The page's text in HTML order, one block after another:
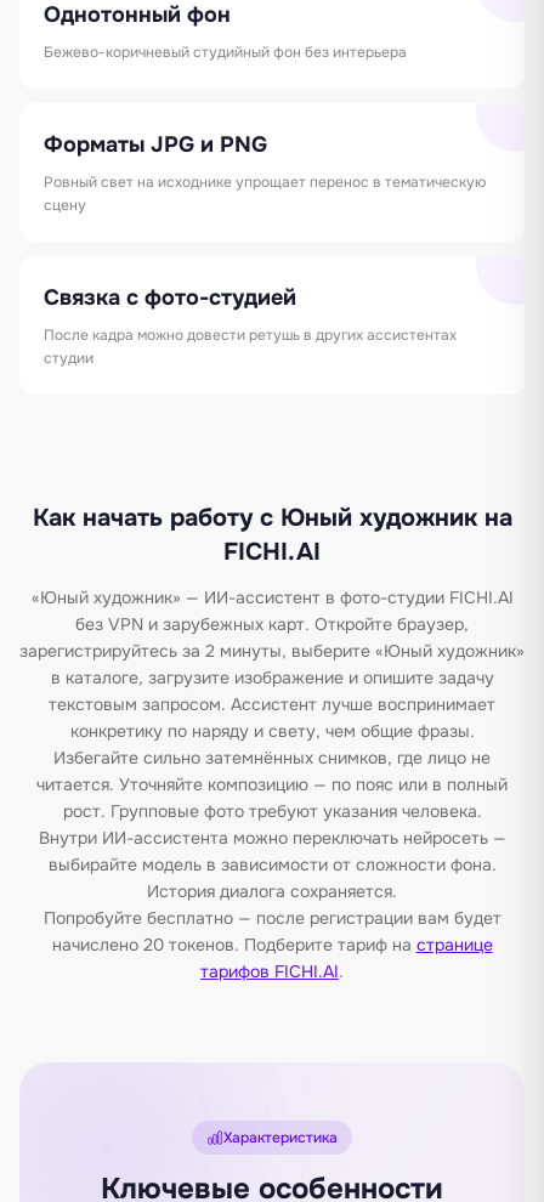
Однотонный фон
Бежево-коричневый студийный фон без интерьера
Форматы JPG и PNG
Ровный свет на исходнике упрощает перенос в тематическую
сцену
Связка с фото-студией
После кадра можно довести ретушь в других ассистентах
студии
Как начать работу с Юный художник на
FICHI.AI
«Юный художник» — ИИ-ассистент в фото-студии FICHI.AI
без VPN и зарубежных карт. Откройте браузер,
зарегистрируйтесь за 2 минуты, выберите «Юный художник»
в каталоге, загрузите изображение и опишите задачу
текстовым запросом. Ассистент лучше воспринимает
конкретику по наряду и свету, чем общие фразы.
Избегайте сильно затемнённых снимков, где лицо не
читается. Уточняйте композицию — по пояс или в полный
рост. Групповые фото требуют указания человека.
Внутри ИИ-ассистента можно переключать нейросеть —
выбирайте модель в зависимости от сложности фона.
История диалога сохраняется.
Попробуйте бесплатно — после регистрации вам будет
начислено 20 токенов. Подберите тариф на странице
тарифов FICHI.AI.
Характеристика
Ключевые особенности